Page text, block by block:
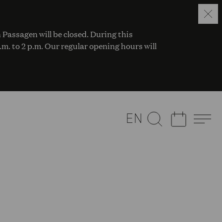
will be closed. During this
to 2 p.m. Our regular opening hours will
EN